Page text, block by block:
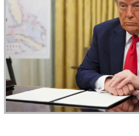
درصد افزایش می دهند